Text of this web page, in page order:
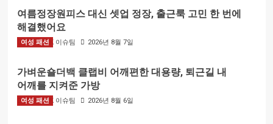
여름정장원피스 대신 셋업 정장, 출근룩 고민 한 번에
해결했어요
BIZMARK 이슈팀 2026년 8월 7일
여성 패션
가벼운숄더백 클랩비 어깨편한 대용량, 퇴근길 내
어깨를 지켜준 가방
BIZMARK 이슈팀 2026년 8월 6일
여성 패션